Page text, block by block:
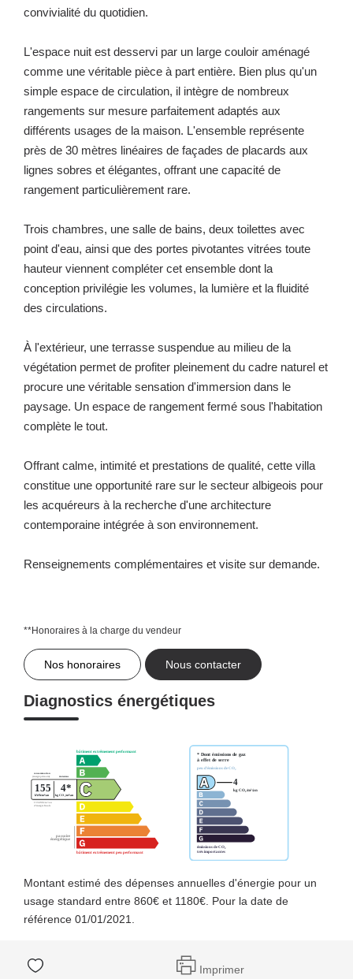
convivialité du quotidien.
L'espace nuit est desservi par un large couloir aménagé
comme une véritable pièce à part entière. Bien plus qu'un
simple espace de circulation, il intègre de nombreux
rangements sur mesure parfaitement adaptés aux
différents usages de la maison. L'ensemble représente
près de 30 mètres linéaires de façades de placards aux
lignes sobres et élégantes, offrant une capacité de
rangement particulièrement rare.
Trois chambres, une salle de bains, deux toilettes avec
point d'eau, ainsi que des portes pivotantes vitrées toute
hauteur viennent compléter cet ensemble dont la
conception privilégie les volumes, la lumière et la fluidité
des circulations.
À l'extérieur, une terrasse suspendue au milieu de la
végétation permet de profiter pleinement du cadre naturel et
procure une véritable sensation d'immersion dans le
paysage. Un espace de rangement fermé sous l'habitation
complète le tout.
Offrant calme, intimité et prestations de qualité, cette villa
constitue une opportunité rare sur le secteur albigeois pour
les acquéreurs à la recherche d'une architecture
contemporaine intégrée à son environnement.
Renseignements complémentaires et visite sur demande.
**Honoraires à la charge du vendeur
Nos honoraires Nous contacter
Diagnostics énergétiques
Montant estimé des dépenses annuelles d'énergie pour un
usage standard entre 860€ et 1180€. Pour la date de
référence 01/01/2021.
Imprimer